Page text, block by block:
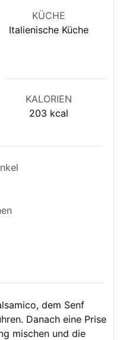
KÜCHE
Italienische Küche
KALORIEN
203 kcal
dem Senf
Danach eine Prise
mischen und die